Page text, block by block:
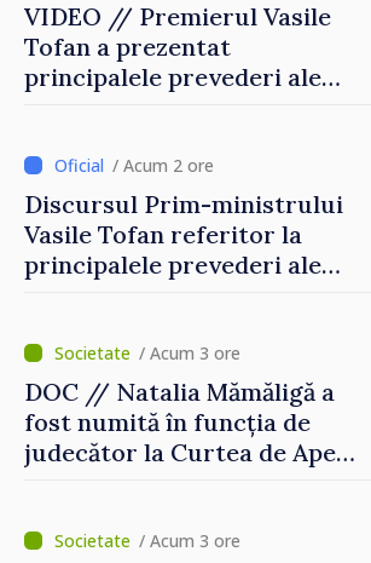
VIDEO // Premierul Vasile
Tofan a prezentat
principalele prevederi ale
/ Acum 2 ore
Discursul Prim-ministrului
Vasile Tofan referitor la
principalele prevederi ale
/ Acum 3 ore
DOC // Natalia Mămăligă a
fost numită în funcția de
judecător la Curtea de Apel
/ Acum 3 ore